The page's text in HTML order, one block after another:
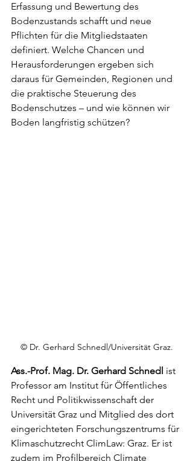
Erfassung und Bewertung des
Bodenzustands schafft und neue
Pflichten für die Mitgliedstaaten
definiert. Welche Chancen und
Herausforderungen ergeben sich
daraus für Gemeinden, Regionen und
die praktische Steuerung des
Bodenschutzes – und wie können wir
Boden langfristig schützen?
© Dr. Gerhard Schnedl/Universität Graz.
Ass.-Prof. Mag. Dr. Gerhard Schnedl ist
Professor am Institut für Öffentliches
Recht und Politikwissenschaft der
Universität Graz und Mitglied des dort
eingerichteten Forschungszentrums für
Klimaschutzrecht ClimLaw: Graz. Er ist
zudem im Profilbereich Climate